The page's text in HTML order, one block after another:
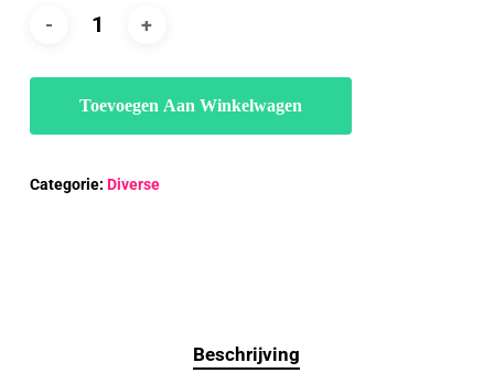
Toevoegen Aan Winkelwagen
Categorie: Diverse
Beschrijving